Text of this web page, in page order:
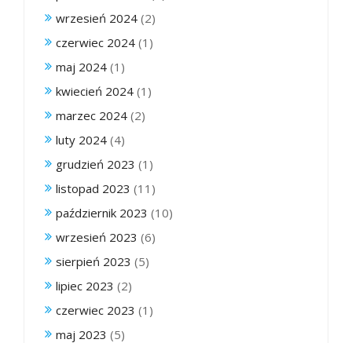
wrzesień 2024 (2)
czerwiec 2024 (1)
maj 2024 (1)
kwiecień 2024 (1)
marzec 2024 (2)
luty 2024 (4)
grudzień 2023 (1)
listopad 2023 (11)
październik 2023 (10)
wrzesień 2023 (6)
sierpień 2023 (5)
lipiec 2023 (2)
czerwiec 2023 (1)
maj 2023 (5)